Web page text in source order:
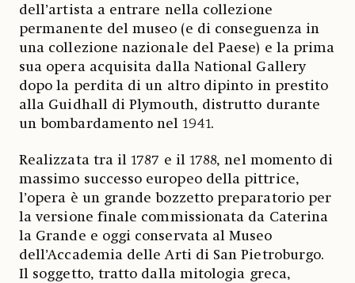
dell’artista a entrare nella collezione
permanente del museo (e di conseguenza in
una collezione nazionale del Paese) e la prima
sua opera acquisita dalla National Gallery
dopo la perdita di un altro dipinto in prestito
alla Guidhall di Plymouth, distrutto durante
un bombardamento nel 1941.
Realizzata tra il 1787 e il 1788, nel momento di
massimo successo europeo della pittrice,
l’opera è un grande bozzetto preparatorio per
la versione finale commissionata da Caterina
la Grande e oggi conservata al Museo
dell’Accademia delle Arti di San Pietroburgo.
Il soggetto, tratto dalla mitologia greca,